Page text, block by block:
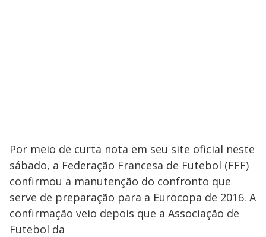
Por meio de curta nota em seu site oficial neste
sábado, a Federação Francesa de Futebol (FFF)
confirmou a manutenção do confronto que
serve de preparação para a Eurocopa de 2016. A
confirmação veio depois que a Associação de
Futebol da